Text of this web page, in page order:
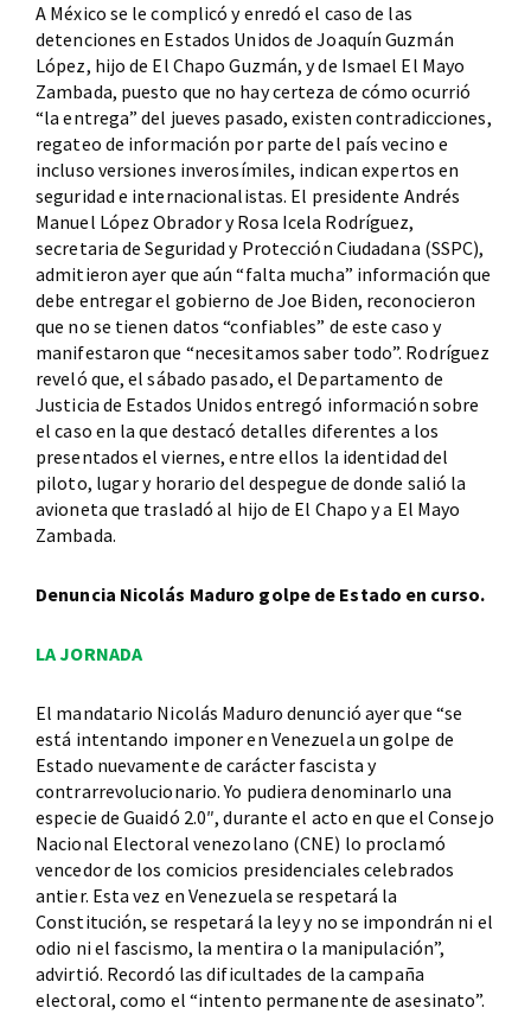
A México se le complicó y enredó el caso de las
detenciones en Estados Unidos de Joaquín Guzmán
López, hijo de El Chapo Guzmán, y de Ismael El Mayo
Zambada, puesto que no hay certeza de cómo ocurrió
“la entrega” del jueves pasado, existen contradicciones,
regateo de información por parte del país vecino e
incluso versiones inverosímiles, indican expertos en
seguridad e internacionalistas. El presidente Andrés
Manuel López Obrador y Rosa Icela Rodríguez,
secretaria de Seguridad y Protección Ciudadana (SSPC),
admitieron ayer que aún “falta mucha” información que
debe entregar el gobierno de Joe Biden, reconocieron
que no se tienen datos “confiables” de este caso y
manifestaron que “necesitamos saber todo”. Rodríguez
reveló que, el sábado pasado, el Departamento de
Justicia de Estados Unidos entregó información sobre
el caso en la que destacó detalles diferentes a los
presentados el viernes, entre ellos la identidad del
piloto, lugar y horario del despegue de donde salió la
avioneta que trasladó al hijo de El Chapo y a El Mayo
Zambada.
Denuncia Nicolás Maduro golpe de Estado en curso.
LA JORNADA
El mandatario Nicolás Maduro denunció ayer que “se
está intentando imponer en Venezuela un golpe de
Estado nuevamente de carácter fascista y
contrarrevolucionario. Yo pudiera denominarlo una
especie de Guaidó 2.0″, durante el acto en que el Consejo
Nacional Electoral venezolano (CNE) lo proclamó
vencedor de los comicios presidenciales celebrados
antier. Esta vez en Venezuela se respetará la
Constitución, se respetará la ley y no se impondrán ni el
odio ni el fascismo, la mentira o la manipulación”,
advirtió. Recordó las dificultades de la campaña
electoral, como el “intento permanente de asesinato”.